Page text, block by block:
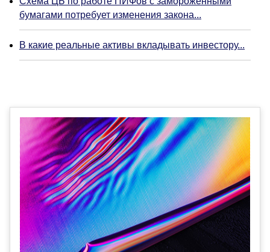
бумагами потребует изменения закона...
В какие реальные активы вкладывать инвестору...